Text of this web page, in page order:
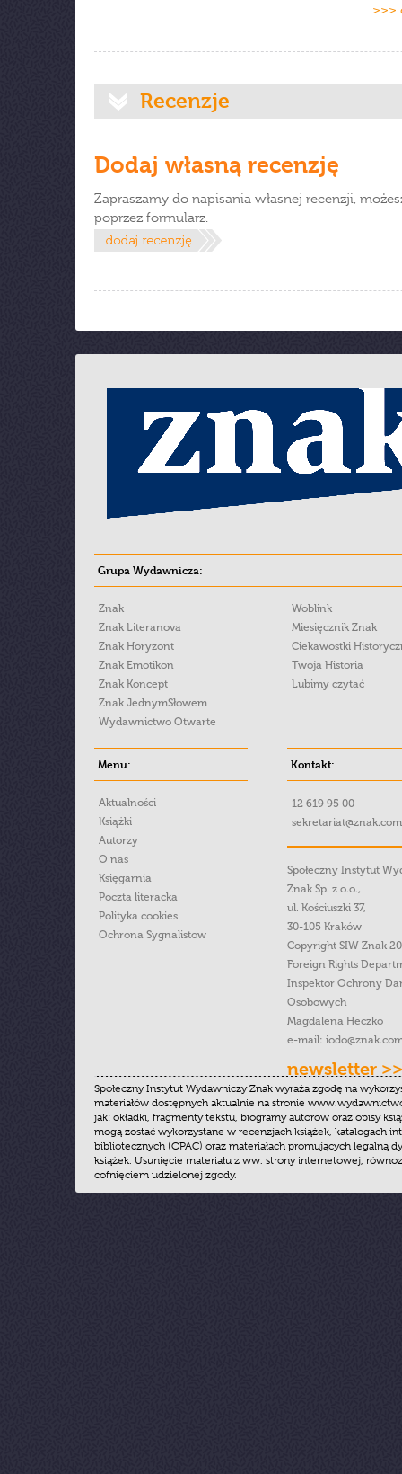
>>>
Recenzje
Dodaj własną recenzję
Zapraszamy do napisania własnej recenzji,
poprzez formularz.
Grupa Wydawnicza:
Znak
Znak Literanova
Znak Horyzont
Znak Emotikon
Znak Koncept
Znak JednymSłowem
Wydawnictwo Otwarte
Woblink
Miesięcznik Znak
Ciekawostki
Twoja Historia
Lubimy czytać
Menu:
Aktualności
Książki
Autorzy
O nas
Księgarnia
Poczta literacka
Polityka cookies
Ochrona Sygnalistow
Kontakt:
12 619 95 00
Społeczny Instytut
Znak Sp. z o.o.,
ul. Kościuszki 37,
30-105 Kraków
Copyright SIW Znak
Foreign Rights
Inspektor Ochrony
Osobowych
Magdalena Heczko
e-mail:
newsletter >>
Społeczny Instytut Wydawniczy Znak wyraża zgodę na
materiałów dostępnych aktualnie na stronie
jak: okładki, fragmenty tekstu, biogramy autorów oraz opisy
mogą zostać wykorzystane w recenzjach książek, katalogach
bibliotecznych (OPAC) oraz materiałach promujących legalną
książek. Usunięcie materiału z ww. strony internetowej,
cofnięciem udzielonej zgody.